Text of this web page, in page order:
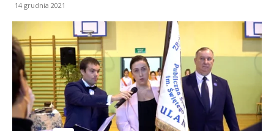
14 grudnia 2021